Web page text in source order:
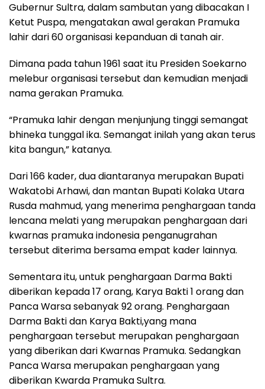
Gubernur Sultra, dalam sambutan yang dibacakan I
Ketut Puspa, mengatakan awal gerakan Pramuka
lahir dari 60 organisasi kepanduan di tanah air.
Dimana pada tahun 1961 saat itu Presiden Soekarno
melebur organisasi tersebut dan kemudian menjadi
nama gerakan Pramuka.
“Pramuka lahir dengan menjunjung tinggi semangat
bhineka tunggal ika. Semangat inilah yang akan terus
kita bangun,” katanya.
Dari 166 kader, dua diantaranya merupakan Bupati
Wakatobi Arhawi, dan mantan Bupati Kolaka Utara
Rusda mahmud, yang menerima penghargaan tanda
lencana melati yang merupakan penghargaan dari
kwarnas pramuka indonesia penganugrahan
tersebut diterima bersama empat kader lainnya.
Sementara itu, untuk penghargaan Darma Bakti
diberikan kepada 17 orang, Karya Bakti 1 orang dan
Panca Warsa sebanyak 92 orang. Penghargaan
Darma Bakti dan Karya Bakti,yang mana
penghargaan tersebut merupakan penghargaan
yang diberikan dari Kwarnas Pramuka. Sedangkan
Panca Warsa merupakan penghargaan yang
diberikan Kwarda Pramuka Sultra.